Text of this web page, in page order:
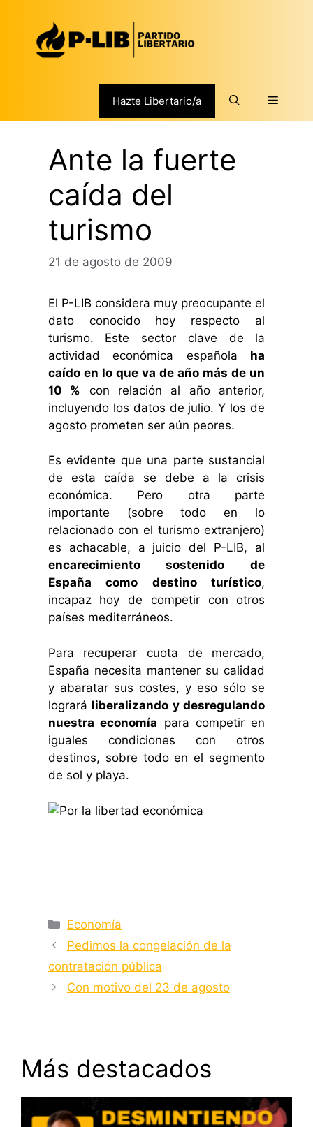
contenido
Hazte Libertario/a Menú
Ante la fuerte
caída del
turismo
21 de agosto de 2009
El P-LIB considera muy preocupante el
dato conocido hoy respecto al
turismo. Este sector clave de la
actividad económica española ha
caído en lo que va de año más de un
10 % con relación al año anterior,
incluyendo los datos de julio. Y los de
agosto prometen ser aún peores.
Es evidente que una parte sustancial
de esta caída se debe a la crisis
económica. Pero otra parte
importante (sobre todo en lo
relacionado con el turismo extranjero)
es achacable, a juicio del P-LIB, al
encarecimiento sostenido de
España como destino turístico,
incapaz hoy de competir con otros
países mediterráneos.
Para recuperar cuota de mercado,
España necesita mantener su calidad
y abaratar sus costes, y eso sólo se
logrará liberalizando y desregulando
nuestra economía para competir en
iguales condiciones con otros
destinos, sobre todo en el segmento
de sol y playa.
Categorías
Economía
Pedimos la congelación de la
contratación pública
Con motivo del 23 de agosto
Más destacados